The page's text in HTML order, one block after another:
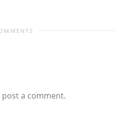
a comment.